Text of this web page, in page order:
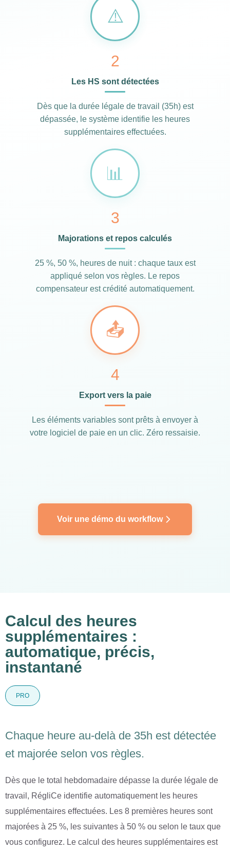
⚠️
2
Les HS sont détectées
Dès que la durée légale de travail (35h) est
dépassée, le système identifie les heures
supplémentaires effectuées.
️📊
3
Majorations et repos calculés
25 %, 50 %, heures de nuit : chaque taux est
appliqué selon vos règles. Le repos
compensateur est crédité automatiquement.
📤
4
Export vers la paie
Les éléments variables sont prêts à envoyer à
votre logiciel de paie en un clic. Zéro ressaisie.
Voir une démo du workflow
Calcul des heures
supplémentaires :
automatique, précis,
instantané
PRO
Chaque heure au-delà de 35h est détectée
et majorée selon vos règles.
Dès que le total hebdomadaire dépasse la durée légale de
travail, RégliCe identifie automatiquement les heures
supplémentaires effectuées. Les 8 premières heures sont
majorées à 25 %, les suivantes à 50 % ou selon le taux que
vous configurez. Le calcul des heures supplémentaires est